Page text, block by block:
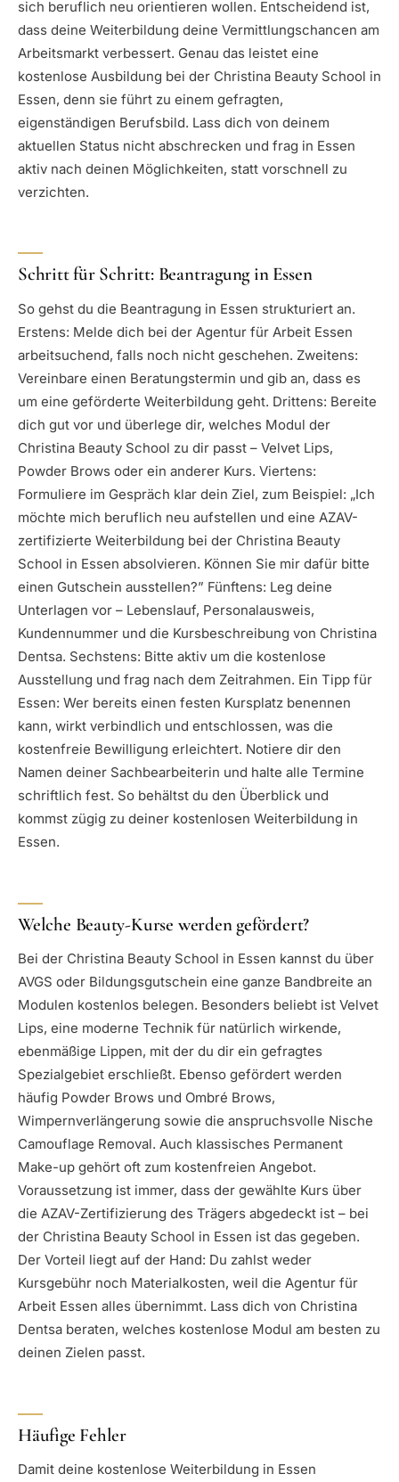
sich beruflich neu orientieren wollen. Entscheidend ist,
dass deine Weiterbildung deine Vermittlungschancen am
Arbeitsmarkt verbessert. Genau das leistet eine
kostenlose Ausbildung bei der Christina Beauty School in
Essen, denn sie führt zu einem gefragten,
eigenständigen Berufsbild. Lass dich von deinem
aktuellen Status nicht abschrecken und frag in Essen
aktiv nach deinen Möglichkeiten, statt vorschnell zu
verzichten.
Schritt für Schritt: Beantragung in Essen
So gehst du die Beantragung in Essen strukturiert an.
Erstens: Melde dich bei der Agentur für Arbeit Essen
arbeitsuchend, falls noch nicht geschehen. Zweitens:
Vereinbare einen Beratungstermin und gib an, dass es
um eine geförderte Weiterbildung geht. Drittens: Bereite
dich gut vor und überlege dir, welches Modul der
Christina Beauty School zu dir passt – Velvet Lips,
Powder Brows oder ein anderer Kurs. Viertens:
Formuliere im Gespräch klar dein Ziel, zum Beispiel: „Ich
möchte mich beruflich neu aufstellen und eine AZAV-
zertifizierte Weiterbildung bei der Christina Beauty
School in Essen absolvieren. Können Sie mir dafür bitte
einen Gutschein ausstellen?” Fünftens: Leg deine
Unterlagen vor – Lebenslauf, Personalausweis,
Kundennummer und die Kursbeschreibung von Christina
Dentsa. Sechstens: Bitte aktiv um die kostenlose
Ausstellung und frag nach dem Zeitrahmen. Ein Tipp für
Essen: Wer bereits einen festen Kursplatz benennen
kann, wirkt verbindlich und entschlossen, was die
kostenfreie Bewilligung erleichtert. Notiere dir den
Namen deiner Sachbearbeiterin und halte alle Termine
schriftlich fest. So behältst du den Überblick und
kommst zügig zu deiner kostenlosen Weiterbildung in
Essen.
Welche Beauty-Kurse werden gefördert?
Bei der Christina Beauty School in Essen kannst du über
AVGS oder Bildungsgutschein eine ganze Bandbreite an
Modulen kostenlos belegen. Besonders beliebt ist Velvet
Lips, eine moderne Technik für natürlich wirkende,
ebenmäßige Lippen, mit der du dir ein gefragtes
Spezialgebiet erschließt. Ebenso gefördert werden
häufig Powder Brows und Ombré Brows,
Wimpernverlängerung sowie die anspruchsvolle Nische
Camouflage Removal. Auch klassisches Permanent
Make-up gehört oft zum kostenfreien Angebot.
Voraussetzung ist immer, dass der gewählte Kurs über
die AZAV-Zertifizierung des Trägers abgedeckt ist – bei
der Christina Beauty School in Essen ist das gegeben.
Der Vorteil liegt auf der Hand: Du zahlst weder
Kursgebühr noch Materialkosten, weil die Agentur für
Arbeit Essen alles übernimmt. Lass dich von Christina
Dentsa beraten, welches kostenlose Modul am besten zu
deinen Zielen passt.
Häufige Fehler
Damit deine kostenlose Weiterbildung in Essen